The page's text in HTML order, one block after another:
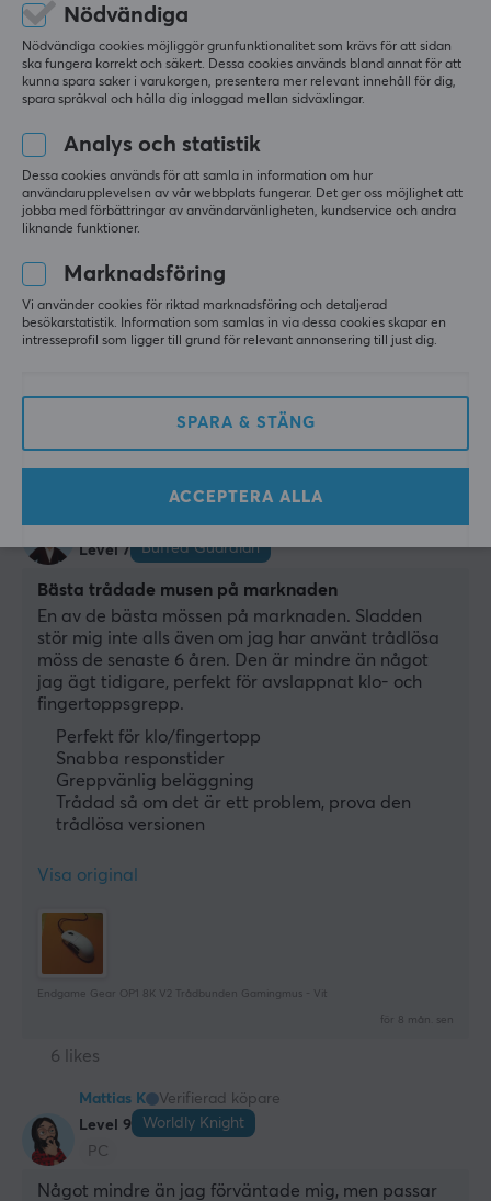
För bra
Visa original
Endgame Gear OP1 8K V2 Trådbunden Gamingmus - Dark Frost
för 4 mån. sen
Veli-Matti K
Level 28
Easy Immortal
PC
Adil O
Verifierad köpare
Level 7
Buffed Guardian
Bästa trådade musen på marknaden
En av de bästa mössen på marknaden. Sladden
stör mig inte alls även om jag har använt trådlösa
möss de senaste 6 åren. Den är mindre än något
jag ägt tidigare, perfekt för avslappnat klo- och
fingertoppsgrepp.
Perfekt för klo/fingertopp
Snabba responstider
Greppvänlig beläggning
Trådad så om det är ett problem, prova den
trådlösa versionen
Visa original
Endgame Gear OP1 8K V2 Trådbunden Gamingmus - Vit
för 8 mån. sen
6 likes
Mattias K
Verifierad köpare
Level 9
Worldly Knight
PC
Något mindre än jag förväntade mig, men passar
Nödvändiga
Nödvändiga cookies möjliggör grunfunktionalitet som krävs för att sidan
ska fungera korrekt och säkert. Dessa cookies används bland annat för att
kunna spara saker i varukorgen, presentera mer relevant innehåll för dig,
spara språkval och hålla dig inloggad mellan sidväxlingar.
Analys och statistik
Dessa cookies används för att samla in information om hur
användarupplevelsen av vår webbplats fungerar. Det ger oss möjlighet att
jobba med förbättringar av användarvänligheten, kundservice och andra
liknande funktioner.
Marknadsföring
Vi använder cookies för riktad marknadsföring och detaljerad
besökarstatistik. Information som samlas in via dessa cookies skapar en
intresseprofil som ligger till grund för relevant annonsering till just dig.
SPARA & STÄNG
ACCEPTERA ALLA